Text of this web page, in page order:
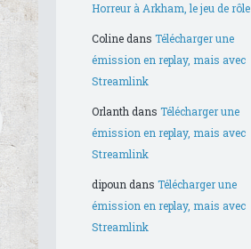
Horreur à Arkham, le jeu de rôle
Colinedans Télécharger une
émission en replay, mais avec
Streamlink
Orlanth dans Télécharger une
émission en replay, mais avec
Streamlink
dipoun dans Télécharger une
émission en replay, mais avec
Streamlink